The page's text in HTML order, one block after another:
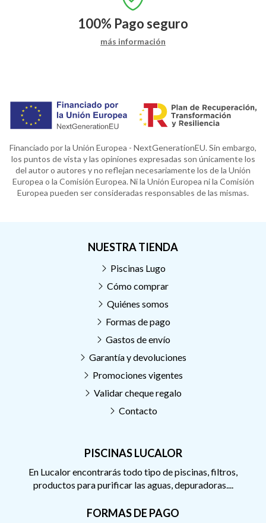
100% Pago seguro
más información
Financiado por la Unión Europea - NextGenerationEU. Sin embargo,
los puntos de vista y las opiniones expresadas son únicamente los
del autor o autores y no reflejan necesariamente los de la Unión
Europea o la Comisión Europea. Ni la Unión Europea ni la Comisión
Europea pueden ser consideradas responsables de las mismas.
PISCINAS LUCALOR
En Lucalor encontrarás todo tipo de piscinas, filtros,
productos para purificar las aguas, depuradoras....
FORMAS DE PAGO
NUESTRA TIENDA
Piscinas Lugo
Cómo comprar
Quiénes somos
Formas de pago
Gastos de envío
Garantía y devoluciones
Promociones vigentes
Validar cheque regalo
Contacto